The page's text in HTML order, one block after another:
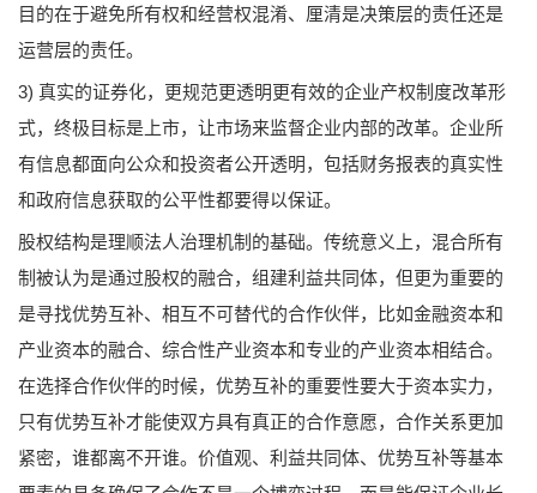
目的在于避免所有权和经营权混淆、厘清是决策层的责任还是
运营层的责任。
3) 真实的证券化，更规范更透明更有效的企业产权制度改革形
式，终极目标是上市，让市场来监督企业内部的改革。企业所
有信息都面向公众和投资者公开透明，包括财务报表的真实性
和政府信息获取的公平性都要得以保证。
股权结构是理顺法人治理机制的基础。传统意义上，混合所有
制被认为是通过股权的融合，组建利益共同体，但更为重要的
是寻找优势互补、相互不可替代的合作伙伴，比如金融资本和
产业资本的融合、综合性产业资本和专业的产业资本相结合。
在选择合作伙伴的时候，优势互补的重要性要大于资本实力，
只有优势互补才能使双方具有真正的合作意愿，合作关系更加
紧密，谁都离不开谁。价值观、利益共同体、优势互补等基本